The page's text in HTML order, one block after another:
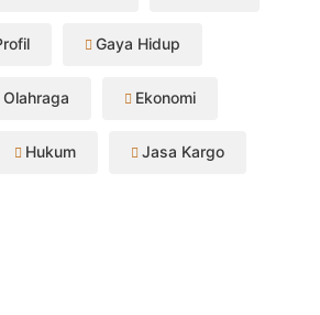
Gaya Hidup
Olahraga Ekonomi
Hukum Jasa Kargo